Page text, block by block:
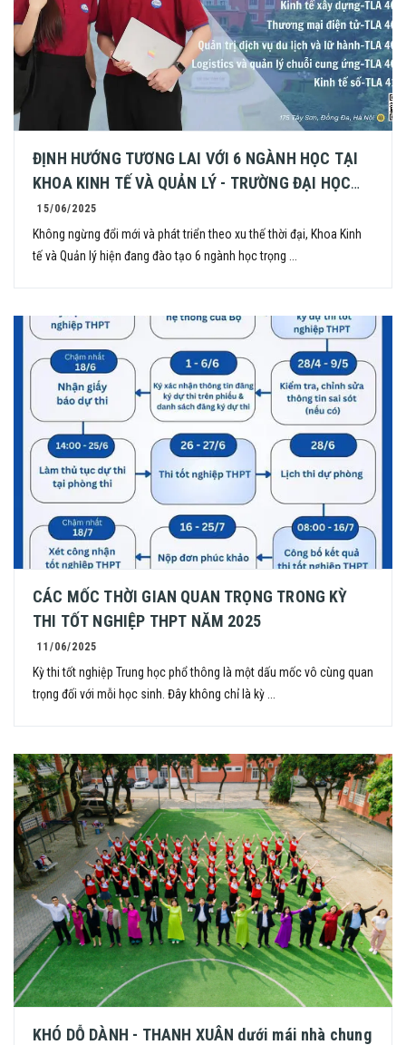
ĐỊNH HƯỚNG TƯƠNG LAI VỚI 6 NGÀNH HỌC TẠI
KHOA KINH TẾ VÀ QUẢN LÝ - TRƯỜNG ĐẠI HỌC
THỦY LỢI
15/06/2025
Không ngừng đổi mới và phát triển theo xu thế thời đại, Khoa Kinh
tế và Quản lý hiện đang đào tạo 6 ngành học trọng ...
CÁC MỐC THỜI GIAN QUAN TRỌNG TRONG KỲ
THI TỐT NGHIỆP THPT NĂM 2025
11/06/2025
Kỳ thi tốt nghiệp Trung học phổ thông là một dấu mốc vô cùng quan
trọng đối với mỗi học sinh. Đây không chỉ là kỳ ...
KHÓ DỖ DÀNH - THANH XUÂN dưới mái nhà chung